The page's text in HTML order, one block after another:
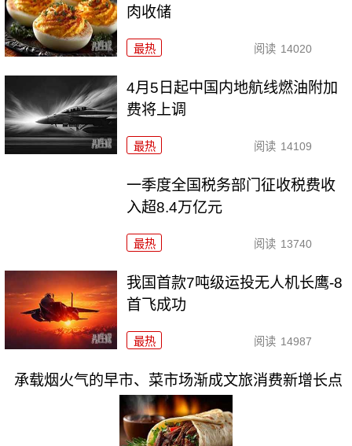
肉收储
最热 阅读 14020
4月5日起中国内地航线燃油附加
费将上调
最热 阅读 14109
一季度全国税务部门征收税费收
入超8.4万亿元
最热 阅读 13740
我国首款7吨级运投无人机长鹰-8
首飞成功
最热 阅读 14987
承载烟火气的早市、菜市场渐成文旅消费新增长点